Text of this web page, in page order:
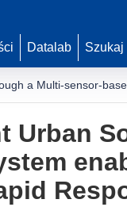
Datalab Szukaj
a Multi-sensor-
Urban